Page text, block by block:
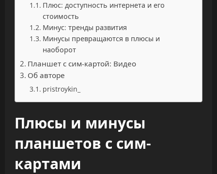
Плюс: доступность интернета и его
стоимость
Минус: тренды развития
Минусы превращаются в плюсы и
наоборот
Планшет с сим-картой: Видео
Об авторе
pristroykin_
Плюсы и минусы
планшетов с сим-
картами